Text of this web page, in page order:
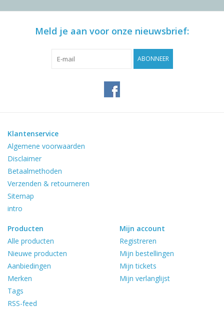
Meld je aan voor onze nieuwsbrief:
ABONNEER
Klantenservice
Algemene voorwaarden
Disclaimer
Betaalmethoden
Verzenden & retourneren
Sitemap
intro
Producten
Alle producten
Nieuwe producten
Aanbiedingen
Merken
Tags
RSS-feed
Mijn account
Registreren
Mijn bestellingen
Mijn tickets
Mijn verlanglijst